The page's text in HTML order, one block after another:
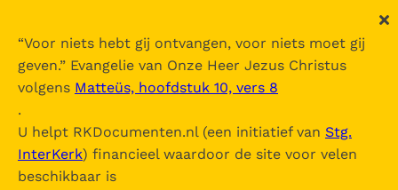
“Voor niets hebt gij ontvangen, voor niets moet gij
geven.” Evangelie van Onze Heer Jezus Christus
volgens Matteüs, hoofdstuk 10, vers 8
.
U helpt RKDocumenten.nl (een initiatief van Stg.
InterKerk) financieel waardoor de site voor velen
beschikbaar is
Nova Vulgata
Inhoudsopgave